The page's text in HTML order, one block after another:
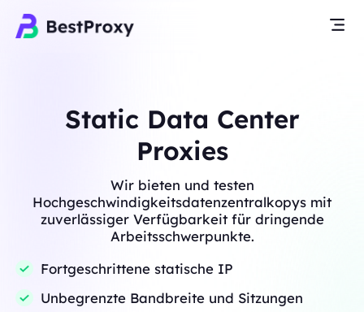
Static Data Center
Proxies
Wir bieten und testen
Hochgeschwindigkeitsdatenzentralkopys mit
zuverlässiger Verfügbarkeit für dringende
Arbeitsschwerpunkte.
Fortgeschrittene statische IP
Unbegrenzte Bandbreite und Sitzungen